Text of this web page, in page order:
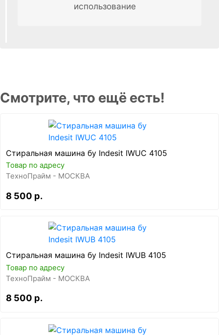
использование
Смотрите, что ещё есть!
Стиральная машина бу Indesit IWUC 4105
Товар по адресу
ТехноПрайм - МОСКВА
8 500 р.
Стиральная машина бу Indesit IWUB 4105
Товар по адресу
ТехноПрайм - МОСКВА
8 500 р.